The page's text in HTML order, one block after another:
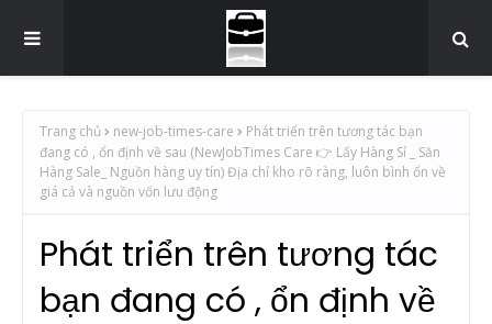
Trang chủ new-job-times-care
Phát triển trên tương tác bạn
đang có , ổn định về sau (NewJobTimes Care 👉 Lấy Hàng Sỉ _ Săn
Hàng Sale_ Nguồn hàng uy tín) Địa chỉ kho rõ ràng, luôn bình ổn về
giá cả và nguồn vốn lưu động
Phát triển trên tương tác
bạn đang có , ổn định về